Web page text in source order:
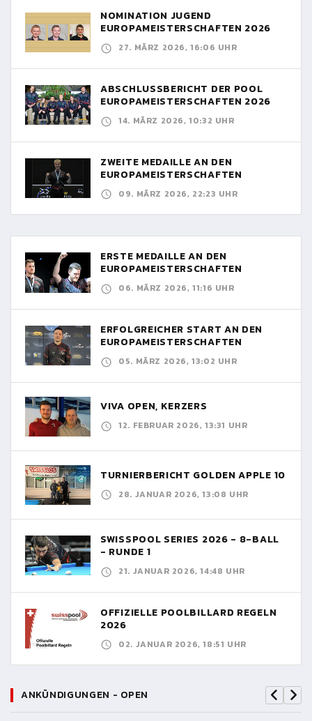
NOMINATION JUGEND
EUROPAMEISTERSCHAFTEN 2026
27. MÄRZ 2026, 16:06 UHR
ABSCHLUSSBERICHT DER POOL
EUROPAMEISTERSCHAFTEN 2026
14. MÄRZ 2026, 10:32 UHR
ZWEITE MEDAILLE AN DEN
EUROPAMEISTERSCHAFTEN
09. MÄRZ 2026, 22:23 UHR
ERSTE MEDAILLE AN DEN
EUROPAMEISTERSCHAFTEN
06. MÄRZ 2026, 11:16 UHR
ERFOLGREICHER START AN DEN
EUROPAMEISTERSCHAFTEN
05. MÄRZ 2026, 13:02 UHR
VIVA OPEN, KERZERS
12. FEBRUAR 2026, 13:31 UHR
TURNIERBERICHT GOLDEN APPLE 10
28. JANUAR 2026, 13:08 UHR
SWISSPOOL SERIES 2026 - 8-BALL
- RUNDE 1
21. JANUAR 2026, 14:48 UHR
OFFIZIELLE POOLBILLARD REGELN
2026
02. JANUAR 2026, 18:51 UHR
ANKÜNDIGUNGEN - OPEN